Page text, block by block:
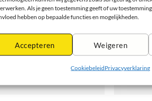
Als je geen toestemming geeft of uw
hebben op bepaalde functies en mogelijkheden.
Accepteren Weigeren
CookiebeleidPrivacyverklaring